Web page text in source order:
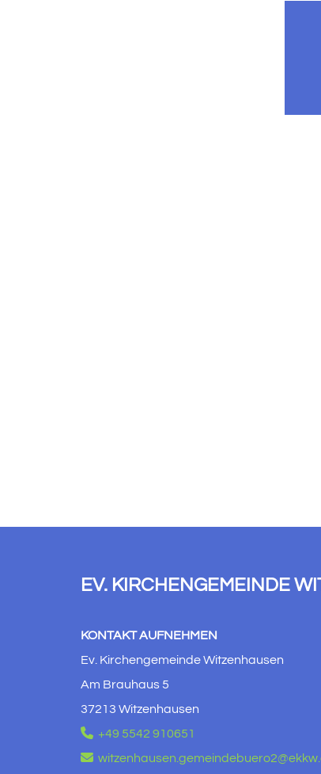
EV. KIRCHENGEMEINDE
KONTAKT AUFNEHMEN
Ev. Kirchengemeinde Witzenhausen
Am Brauhaus 5
37213 Witzenhausen
 +49 5542 910651
